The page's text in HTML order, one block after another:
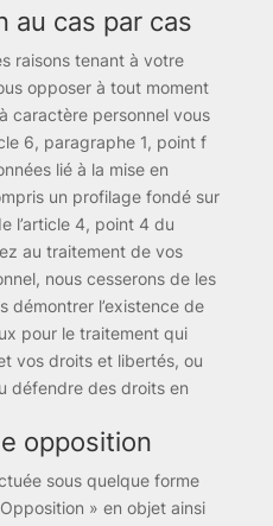
au cas par cas
raisons tenant à votre
opposer à tout moment
caractère personnel vous
6, paragraphe 1, point f
lié à la mise en
un profilage fondé sur
l’article 4, point 4 du
au traitement de vos
nous cesserons de les
démontrer l’existence de
pour le traitement qui
vos droits et libertés, ou
défendre des droits en
opposition
sous quelque forme
» en objet ainsi